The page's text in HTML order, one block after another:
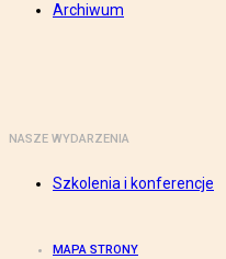
Archiwum
NASZE WYDARZENIA
Szkolenia i konferencje
MAPA STRONY